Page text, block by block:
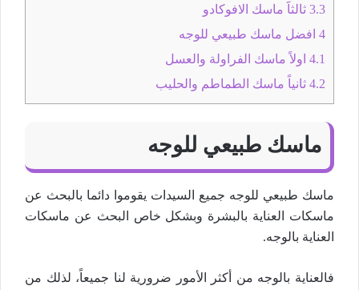
3.3 ثالثاََ ماسك الافوكادو
4 افضل ماسك طبيعي للوجه
4.1 اولاً ماسك الفراولة والعسل
4.2 ثانياً ماسك الطماطم والحليب
ماسك طبيعي للوجه
ماسك طبيعي للوجه جميع السيدات يقوموا دائما بالبحث عن
ماسكات العناية بالبشرة وبشكل خاص البحث عن ماسكات
العناية بالوجه.
فالعناية بالوجه من أكثر الأمور ضرورية لنا جميعاً، لذلك من